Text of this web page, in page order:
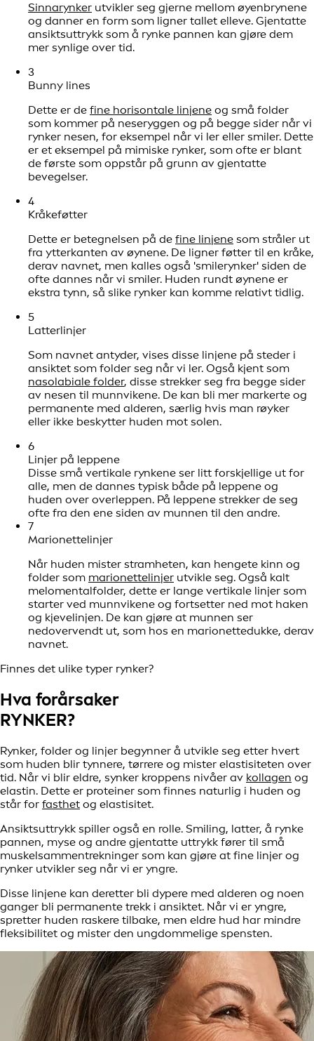
Sinnarynker utvikler seg gjerne mellom øyenbrynene
og danner en form som ligner tallet elleve. Gjentatte
ansiktsuttrykk som å rynke pannen kan gjøre dem
mer synlige over tid.
3
Bunny lines
Dette er de fine horisontale linjene og små folder
som kommer på neseryggen og på begge sider når vi
rynker nesen, for eksempel når vi ler eller smiler. Dette
er et eksempel på mimiske rynker, som ofte er blant
de første som oppstår på grunn av gjentatte
bevegelser.
4
Kråkeføtter
Dette er betegnelsen på de fine linjene som stråler ut
fra ytterkanten av øynene. De ligner føtter til en kråke,
derav navnet, men kalles også 'smilerynker' siden de
ofte dannes når vi smiler. Huden rundt øynene er
ekstra tynn, så slike rynker kan komme relativt tidlig.
5
Latterlinjer
Som navnet antyder, vises disse linjene på steder i
ansiktet som folder seg når vi ler. Også kjent som
nasolabiale folder, disse strekker seg fra begge sider
av nesen til munnvikene. De kan bli mer markerte og
permanente med alderen, særlig hvis man røyker
eller ikke beskytter huden mot solen.
6
Linjer på leppene
Disse små vertikale rynkene ser litt forskjellige ut for
alle, men de dannes typisk både på leppene og
huden over overleppen. På leppene strekker de seg
ofte fra den ene siden av munnen til den andre.
7
Marionettelinjer
Når huden mister stramheten, kan hengete kinn og
folder som marionettelinjer utvikle seg. Også kalt
melomentalfolder, dette er lange vertikale linjer som
starter ved munnvikene og fortsetter ned mot haken
og kjevelinjen. De kan gjøre at munnen ser
nedovervendt ut, som hos en marionettedukke, derav
navnet.
Finnes det ulike typer rynker?
Hva forårsaker
RYNKER?
Rynker, folder og linjer begynner å utvikle seg etter hvert
som huden blir tynnere, tørrere og mister elastisiteten over
tid. Når vi blir eldre, synker kroppens nivåer av kollagen og
elastin. Dette er proteiner som finnes naturlig i huden og
står for fasthet og elastisitet.
Ansiktsuttrykk spiller også en rolle. Smiling, latter, å rynke
pannen, myse og andre gjentatte uttrykk fører til små
muskelsammentrekninger som kan gjøre at fine linjer og
rynker utvikler seg når vi er yngre.
Disse linjene kan deretter bli dypere med alderen og noen
ganger bli permanente trekk i ansiktet. Når vi er yngre,
spretter huden raskere tilbake, men eldre hud har mindre
fleksibilitet og mister den ungdommelige spensten.